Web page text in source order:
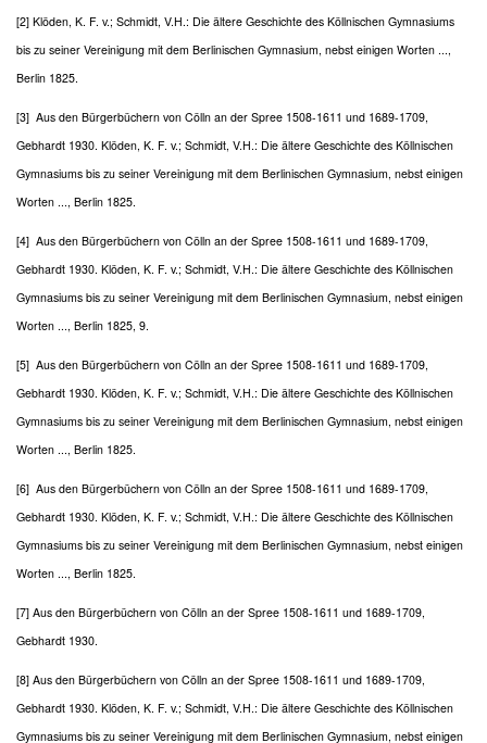
[2] Klöden, K. F. v.; Schmidt, V.H.: Die ältere Geschichte des Köllnischen Gymnasiums
bis zu seiner Vereinigung mit dem Berlinischen Gymnasium, nebst einigen Worten ...,
Berlin 1825.
[3] Aus den Bürgerbüchern von Cölln an der Spree 1508-1611 und 1689-1709,
Gebhardt 1930. Klöden, K. F. v.; Schmidt, V.H.: Die ältere Geschichte des Köllnischen
Gymnasiums bis zu seiner Vereinigung mit dem Berlinischen Gymnasium, nebst einigen
Worten ..., Berlin 1825.
[4] Aus den Bürgerbüchern von Cölln an der Spree 1508-1611 und 1689-1709,
Gebhardt 1930. Klöden, K. F. v.; Schmidt, V.H.: Die ältere Geschichte des Köllnischen
Gymnasiums bis zu seiner Vereinigung mit dem Berlinischen Gymnasium, nebst einigen
Worten ..., Berlin 1825, 9.
[5] Aus den Bürgerbüchern von Cölln an der Spree 1508-1611 und 1689-1709,
Gebhardt 1930. Klöden, K. F. v.; Schmidt, V.H.: Die ältere Geschichte des Köllnischen
Gymnasiums bis zu seiner Vereinigung mit dem Berlinischen Gymnasium, nebst einigen
Worten ..., Berlin 1825.
[6] Aus den Bürgerbüchern von Cölln an der Spree 1508-1611 und 1689-1709,
Gebhardt 1930. Klöden, K. F. v.; Schmidt, V.H.: Die ältere Geschichte des Köllnischen
Gymnasiums bis zu seiner Vereinigung mit dem Berlinischen Gymnasium, nebst einigen
Worten ..., Berlin 1825.
[7] Aus den Bürgerbüchern von Cölln an der Spree 1508-1611 und 1689-1709,
Gebhardt 1930.
[8] Aus den Bürgerbüchern von Cölln an der Spree 1508-1611 und 1689-1709,
Gebhardt 1930. Klöden, K. F. v.; Schmidt, V.H.: Die ältere Geschichte des Köllnischen
Gymnasiums bis zu seiner Vereinigung mit dem Berlinischen Gymnasium, nebst einigen